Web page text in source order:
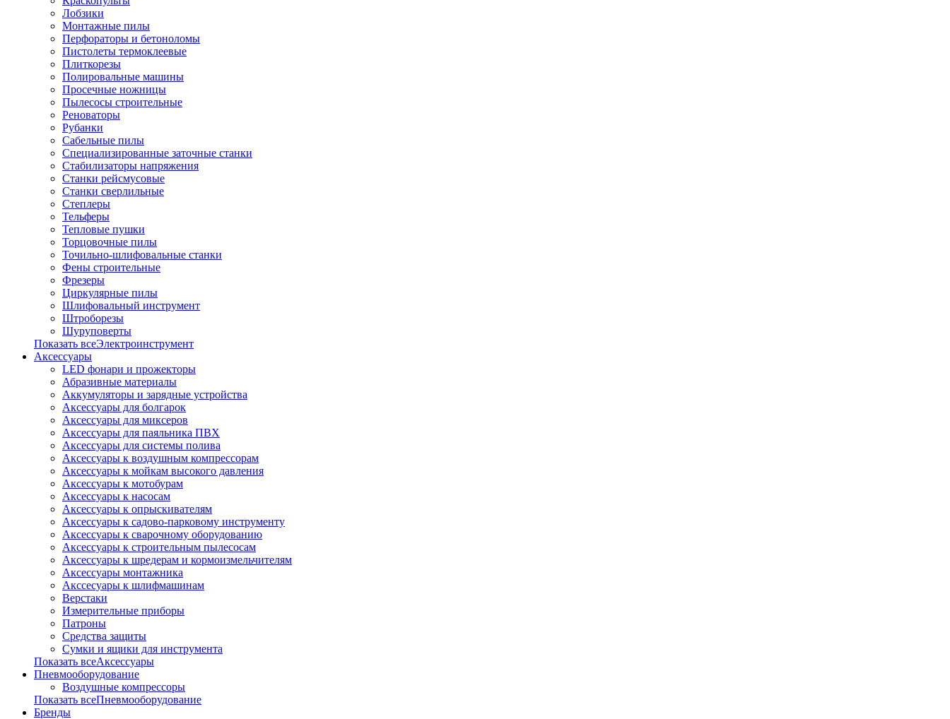
Лобзики
Монтажные пилы
Перфораторы и бетоноломы
Пистолеты термоклеевые
Плиткорезы
Полировальные машины
Просечные ножницы
Пылесосы строительные
Реноваторы
Рубанки
Сабельные пилы
Специализированные заточные станки
Стабилизаторы напряжения
Станки рейсмусовые
Станки сверлильные
Степлеры
Тельферы
Тепловые пушки
Торцовочные пилы
Точильно-шлифовальные станки
Фены строительные
Фрезеры
Циркулярные пилы
Шлифовальный инструмент
Штроборезы
Шуруповерты
Показать всеЭлектроинструмент
Аксессуары
LED фонари и прожекторы
Абразивные материалы
Аккумуляторы и зарядные устройства
Аксессуары для болгарок
Аксессуары для миксеров
Аксессуары для паяльника ПВХ
Аксессуары для системы полива
Аксессуары к воздушным компрессорам
Аксессуары к мойкам высокого давления
Аксессуары к мотобурам
Аксессуары к насосам
Аксессуары к опрыскивателям
Аксессуары к садово-парковому инструменту
Аксессуары к сварочному оборудованию
Аксессуары к строительным пылесосам
Аксессуары к шредерам и кормоизмельчителям
Аксессуары монтажника
Акссесуары к шлифмашинам
Верстаки
Измерительные приборы
Патроны
Средства защиты
Сумки и ящики для инструмента
Показать всеАксессуары
Пневмооборудование
Воздушные компрессоры
Показать всеПневмооборудование
Бренды